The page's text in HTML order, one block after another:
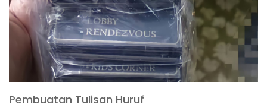
Pembuatan Tulisan Huruf